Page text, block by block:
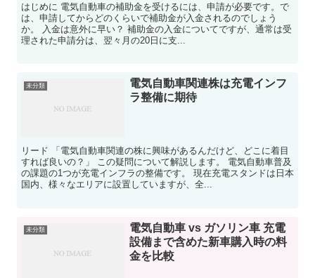
はじめに 電気自動車の補助金を受けるには、申請が必要です。で
は、申請してからどのくらいで補助金が入金されるのでしょう
か。 入金は意外に早い？ 補助金の入金についてですが、通常は受
理された申請分は、翌々月の20日に支...
未分類
電気自動車関連株は充電インフ
ラ整備に期待
リード 「電気自動車関連の株に興味があるんだけど、どこに着目
すれば良いの？」 この疑問について解説します。 電気自動車普及
の課題の1つが充電インフラの整備です。 現在充電スタンドは日本
国内、様々なエリアに設置していますが、全...
未分類
電気自動車 vs ガソリン車 充電
設備まで含めた新車購入時の料
金を比較